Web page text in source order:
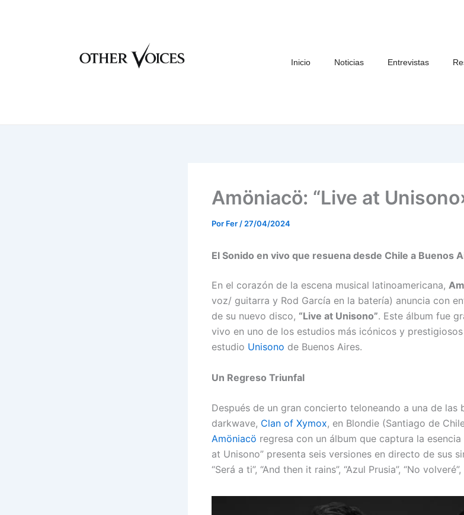
Inicio Noticias Entrevistas
Amöniacö: “Live at
Por Fer / 27/04/2024
El Sonido en vivo que resuena desde Chile a Buenos
En el corazón de la escena musical latinoamericana,
voz/ guitarra y Rod García en la batería) anuncia con
de su nuevo disco, “Live at Unisono”. Este álbum fue
vivo en uno de los estudios más icónicos y
estudio Unisono de Buenos Aires.
Un Regreso Triunfal
Después de un gran concierto teloneando a una de las
darkwave, Clan of Xymox, en Blondie (Santiago de
Amöniacö regresa con un álbum que captura la
at Unisono” presenta seis versiones en directo de sus
“Será a ti”, “And then it rains”, “Azul Prusia”, “No